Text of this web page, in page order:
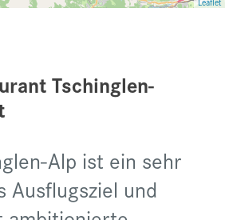
Tschinglen-
Alp ist ein sehr
Ausflugsziel und